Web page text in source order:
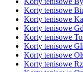
Korty tenisowe
Korty tenisowe
Korty tenisowe
Korty tenisowe
Korty tenisowe
Korty tenisowe
Korty tenisowe